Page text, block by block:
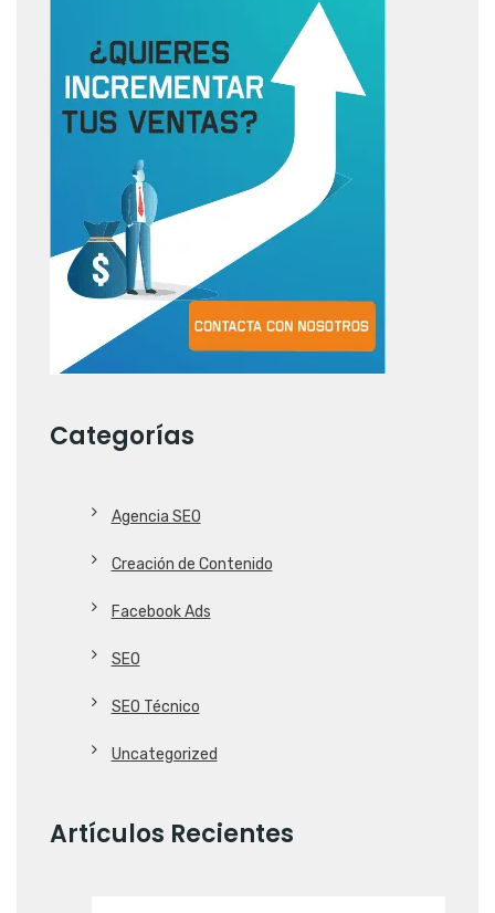
Categorías
Agencia SEO
Creación de Contenido
Facebook Ads
SEO
SEO Técnico
Uncategorized
Artículos Recientes